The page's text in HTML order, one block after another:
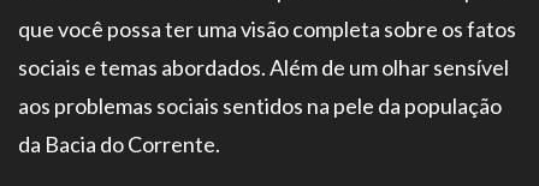
que você possa ter uma visão completa sobre os fatos
sociais e temas abordados. Além de um olhar sensível
aos problemas sociais sentidos na pele da população
da Bacia do Corrente.